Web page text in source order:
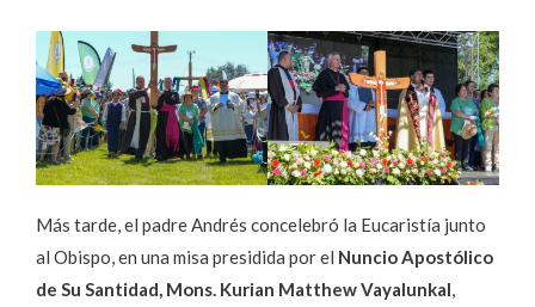
Más tarde, el padre Andrés concelebró la Eucaristía junto
al Obispo, en una misa presidida por el Nuncio Apostólico
de Su Santidad, Mons. Kurian Matthew Vayalunkal,